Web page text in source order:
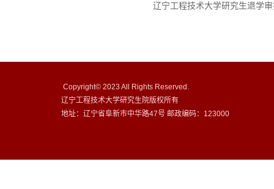
辽宁工程技术大学研究生退学
Copyright© 2023 All Rights Reserved.
辽宁工程技术大学研究生院版权所有
地址：辽宁省阜新市中华路47号 邮政编码：123000